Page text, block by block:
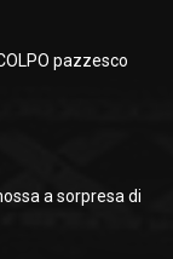
pazzesco
a sorpresa di